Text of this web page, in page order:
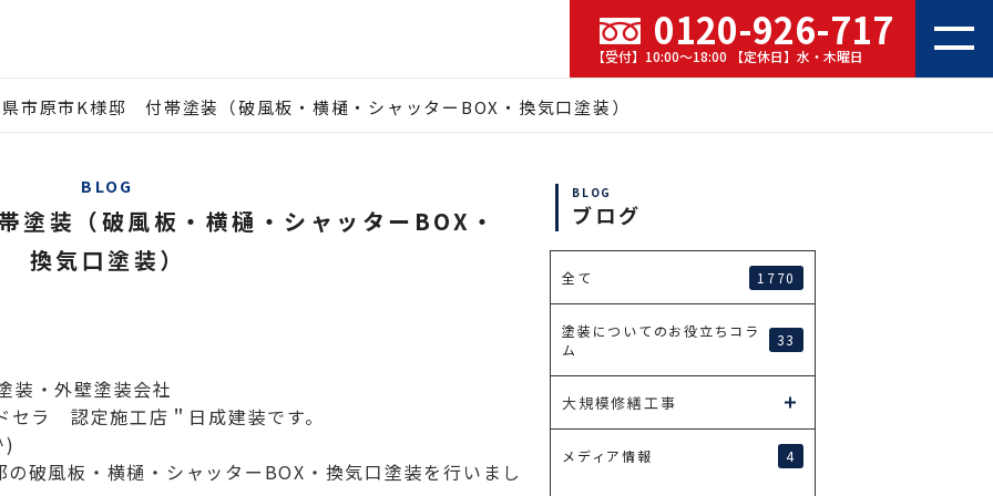
0120-926-717
【受付】10:00～18:00 【定休日】水・木曜日
市原市K様邸 付帯塗装（破風板・横樋・シャッターBOX・換気口塗装）
BLOG
装（破風板・横樋・シャッターBOX・
換気口塗装）
装・外壁塗装会社
ラ 認定施工店＂日成建装です。
破風板・横樋・シャッターBOX・換気口塗装を行いまし
BLOG
ブログ
全て 1770
塗装についてのお役立ちコラ
ム
33
大規模修繕工事
メディア情報 4